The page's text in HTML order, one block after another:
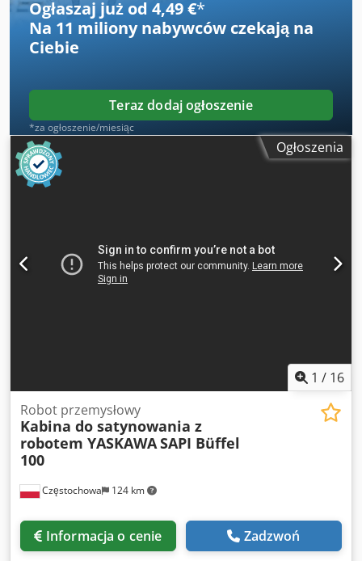
Ogłaszaj już od 4,49 €*
Na 11 miliony nabywców czekają na
Ciebie
Teraz dodaj ogłoszenie
*za ogłoszenie/miesiąc
Ogłoszenia
1 / 16
Częstochowa 124 km
Robot przemysłowy
Kabina do satynowania z
robotem YASKAWASAPI Büffel
100
Informacja o cenie Zadzwoń